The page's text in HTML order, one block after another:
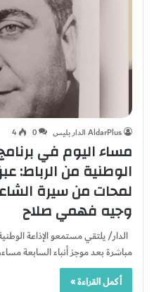
AldarPlus الدار بليس 0
4
مساء اليوم في
الوطنية من الرباط:
لمحات من سيرة
وجيه فهمي صلاح
مباشرة بعد موجز أنباء السابعة
أكمل القراءة »